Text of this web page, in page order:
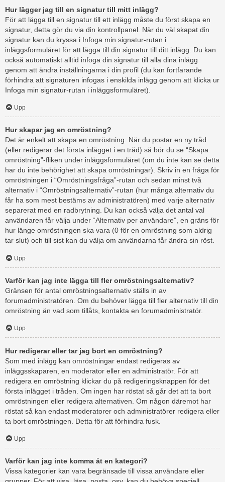
Hur lägger jag till en signatur till mitt inlägg?
För att lägga till en signatur till ett inlägg måste du först skapa en
signatur, detta gör du via din kontrollpanel. När du väl skapat din
signatur kan du kryssa i Infoga min signatur-rutan i
inläggsformuläret för att lägga till din signatur till ditt inlägg. Du kan
också automatiskt alltid infoga din signatur till alla dina inlägg
genom att ändra inställningarna i din profil (du kan fortfarande
förhindra att signaturen infogas i enskilda inlägg genom att klicka ur
Infoga min signatur-rutan i inläggsformuläret).
Upp
Hur skapar jag en omröstning?
Det är enkelt att skapa en omröstning. När du postar en ny tråd
(eller redigerar det första inlägget i en tråd) så bör du se “Skapa
omröstning”-fliken under inläggsformuläret (om du inte kan se detta
har du inte behörighet att skapa omröstningar). Skriv in en fråga för
omröstningen i “Omröstningsfråga”-rutan och sedan minst två
alternativ i “Omröstningsalternativ”-rutan (hur många alternativ du
får ha som mest bestäms av administratören) med varje alternativ
separerat med en radbrytning. Du kan också välja det antal val
användaren får välja under “Alternativ per användare”, en gräns för
hur länge omröstningen ska vara (0 för en omröstning som aldrig
tar slut) och till sist kan du välja om användarna får ändra sin röst.
Upp
Varför kan jag inte lägga till fler omröstningsalternativ?
Gränsen för antal omröstningsalternativ ställs in av
forumadministratören. Om du behöver lägga till fler alternativ till din
omröstning än vad som tillåts, kontakta en forumadministratör.
Upp
Hur redigerar eller tar jag bort en omröstning?
Som med inlägg kan omröstningar endast redigeras av
inläggsskaparen, en moderator eller en administratör. För att
redigera en omröstning klickar du på redigeringsknappen för det
första inlägget i tråden. Om ingen har röstat så går det att ta bort
omröstningen eller redigera alternativen. Om någon däremot har
röstat så kan endast moderatorer och administratörer redigera eller
ta bort omröstningen. Detta för att förhindra fusk.
Upp
Varför kan jag inte komma åt en kategori?
Vissa kategorier kan vara begränsade till vissa användare eller